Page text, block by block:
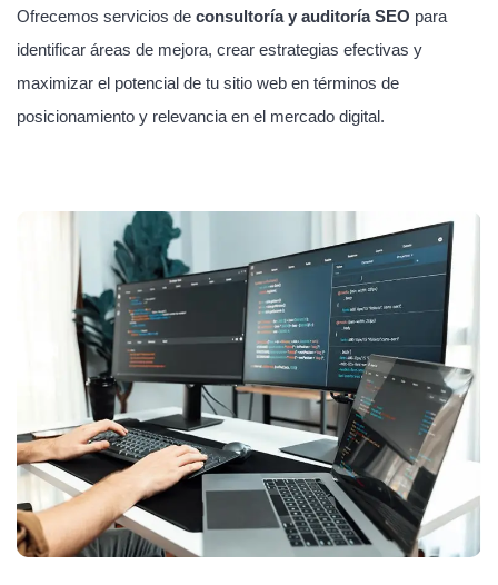
Ofrecemos servicios de consultoría y auditoría SEO para
identificar áreas de mejora, crear estrategias efectivas y
maximizar el potencial de tu sitio web en términos de
posicionamiento y relevancia en el mercado digital.